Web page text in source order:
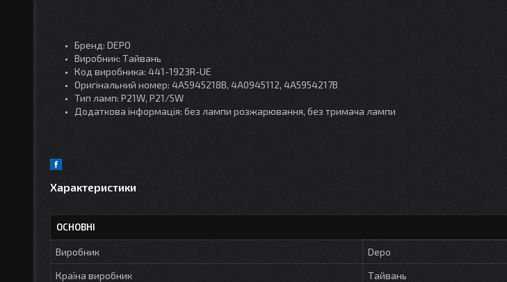
Бренд: DEPO
Виробник: Тайвань
Код виробника: 441-1923R-UE
Оригінальний номер: 4A5945218B, 4A0945112, 4A5954217B
Тип ламп: P21W, P21/5W
Додаткова інформація: без лампи розжарювання, без тримача лампи
Характеристики
ОСНОВНІ
Виробник
Depo
Країна виробник
Тайвань